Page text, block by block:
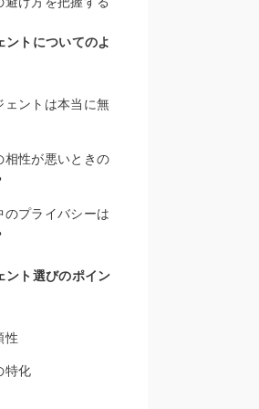
ントについてのよ
ェントは本当に無
相性が悪いときの
のプライバシーは
ント選びのポイン
性
特化